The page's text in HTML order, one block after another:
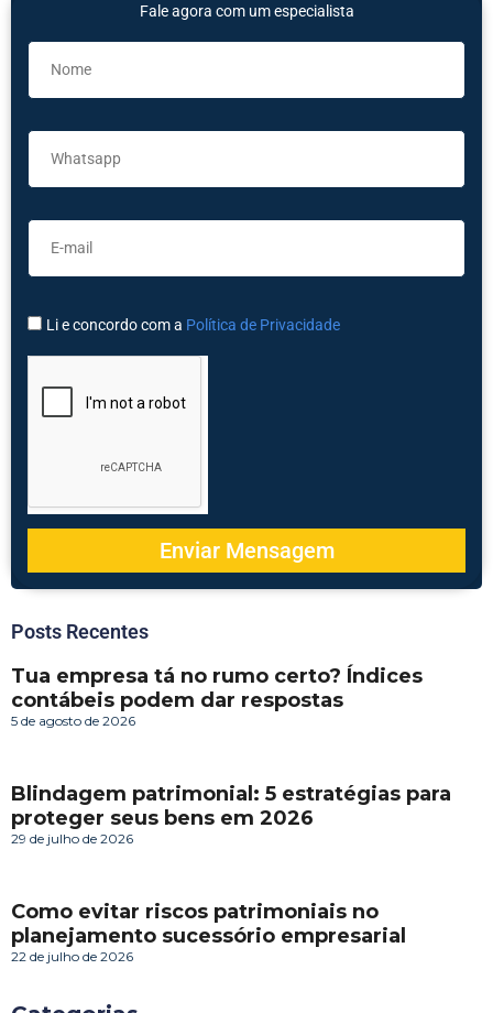
Fale agora com um especialista
Li e concordo com a Política de Privacidade
Enviar Mensagem
Posts Recentes
Tua empresa tá no rumo certo? Índices
contábeis podem dar respostas
5 de agosto de 2026
Blindagem patrimonial: 5 estratégias para
proteger seus bens em 2026
29 de julho de 2026
Como evitar riscos patrimoniais no
planejamento sucessório empresarial
22 de julho de 2026